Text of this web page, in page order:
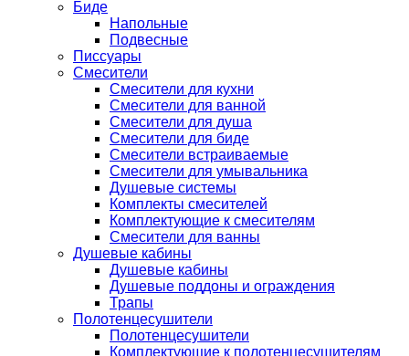
Биде
Напольные
Подвесные
Писсуары
Смесители
Смесители для кухни
Смесители для ванной
Смесители для душа
Смесители для биде
Смесители встраиваемые
Смесители для умывальника
Душевые системы
Комплекты смесителей
Комплектующие к смесителям
Смесители для ванны
Душевые кабины
Душевые кабины
Душевые поддоны и ограждения
Трапы
Полотенцесушители
Полотенцесушители
Комплектующие к полотенцесушителям